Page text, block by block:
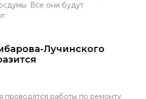
Все они будут
Лучинского
проводятся работы по ремонту